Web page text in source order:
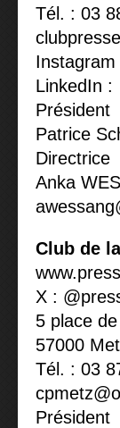
Tél. : 03
LinkedIn :
Président
Patrice
Directrice
Anka
Club de
X :
5 place
57000
Tél. : 03
Président